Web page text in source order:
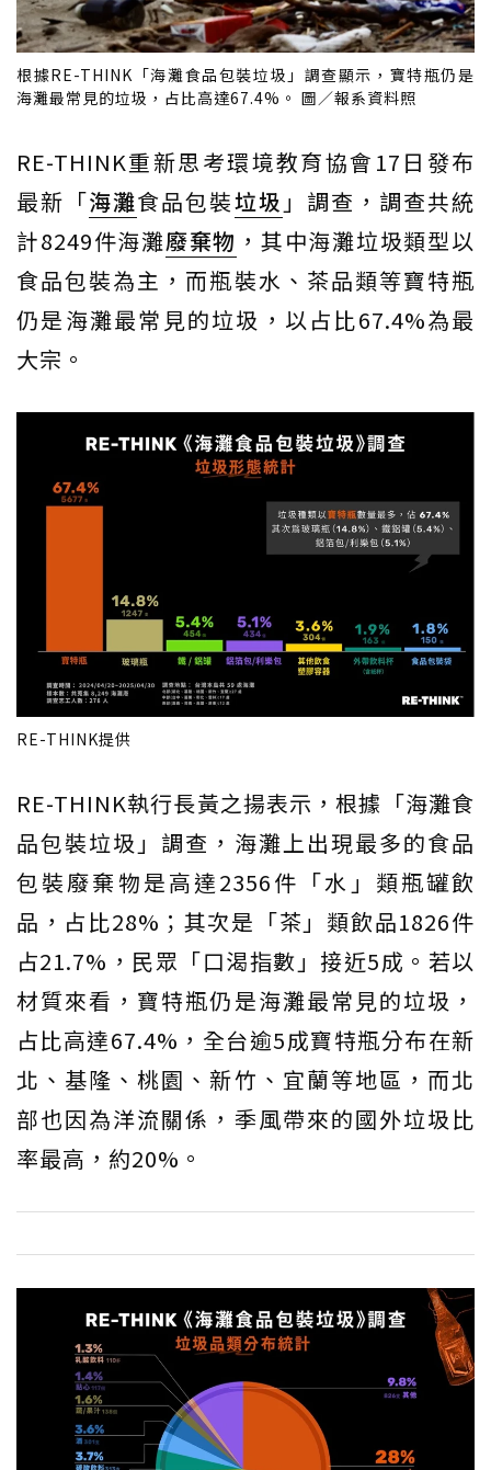
根據RE-THINK「海灘食品包裝垃圾」調查顯示，寶特瓶仍是
海灘最常見的垃圾，占比高達67.4%。 圖／報系資料照
RE-THINK重新思考環境教育協會17日發布
最新「海灘食品包裝垃圾 」調查，調查共統
計8249件海灘廢棄物 ，其中海灘垃圾類型以
食品包裝為主，而瓶裝水、茶品類等寶特瓶
仍是海灘最常見的垃圾，以占比67.4%為最
大宗。
RE-THINK提供
RE-THINK執行長黃之揚表示，根據「海灘食
品包裝垃圾」調查，海灘上出現最多的食品
包裝廢棄物是高達2356件「水」類瓶罐飲
品，占比28%；其次是「茶」類飲品1826件
占21.7%，民眾「口渴指數」接近5成。若以
材質來看，寶特瓶仍是海灘最常見的垃圾，
占比高達67.4%，全台逾5成寶特瓶分布在新
北、基隆、桃園、新竹、宜蘭等地區，而北
部也因為洋流關係，季風帶來的國外垃圾比
率最高，約20%。